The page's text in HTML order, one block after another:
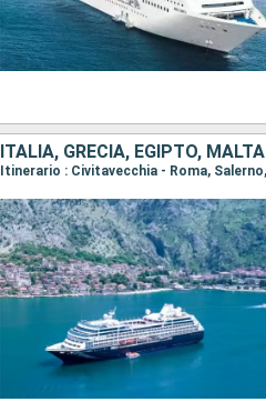
ITALIA, GRECIA, EGIPTO, MALTA